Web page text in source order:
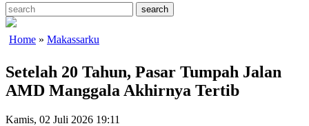
Home » Makassarku
Setelah 20 Tahun, Pasar Tumpah Jalan
AMD Manggala Akhirnya Tertib
Kamis, 02 Juli 2026 19:11